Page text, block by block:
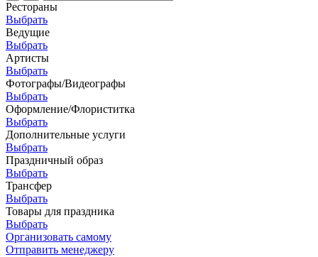
Рестораны
Выбрать
Ведущие
Выбрать
Артисты
Выбрать
Фотографы/Видеографы
Выбрать
Оформление/Флориститка
Выбрать
Дополнительные услуги
Выбрать
Праздничный образ
Выбрать
Трансфер
Выбрать
Товары для праздника
Выбрать
Организовать самому
Отправить менеджеру